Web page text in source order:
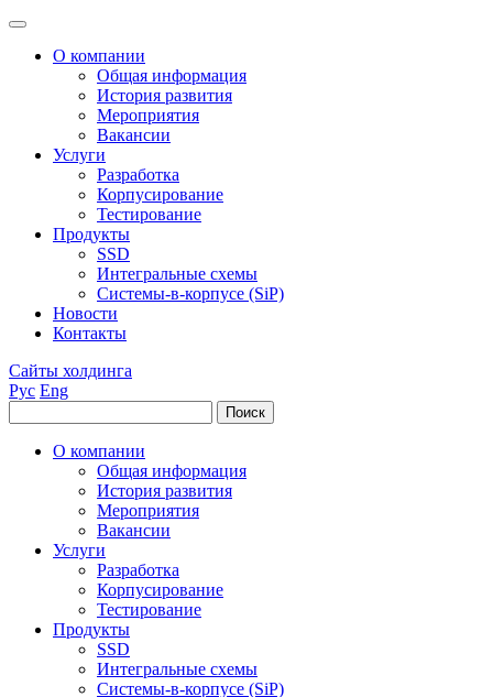
О компании
Общая информация
История развития
Мероприятия
Вакансии
Услуги
Разработка
Корпусирование
Тестирование
Продукты
SSD
Интегральные схемы
Системы-в-корпусе (SiP)
Новости
Контакты
Сайты холдинга
Рус Eng
О компании
Общая информация
История развития
Мероприятия
Вакансии
Услуги
Разработка
Корпусирование
Тестирование
Продукты
SSD
Интегральные схемы
Системы-в-корпусе (SiP)